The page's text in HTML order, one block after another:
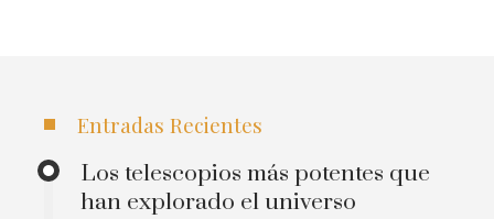
Entradas Recientes
Los telescopios más potentes que
han explorado el universo